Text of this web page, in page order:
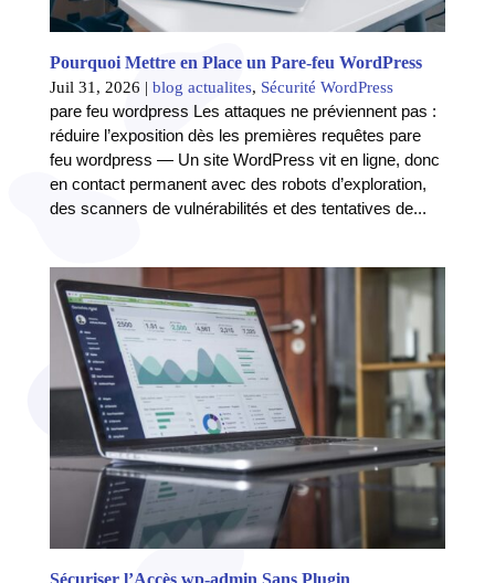
Pourquoi Mettre en Place un Pare-feu WordPress
Juil 31, 2026 | blog actualites, Sécurité WordPress
pare feu wordpress Les attaques ne préviennent pas :
réduire l’exposition dès les premières requêtes pare
feu wordpress — Un site WordPress vit en ligne, donc
en contact permanent avec des robots d’exploration,
des scanners de vulnérabilités et des tentatives de...